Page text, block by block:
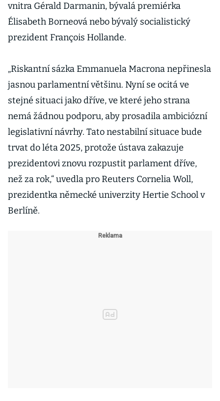
vnitra Gérald Darmanin, bývalá premiérka
Élisabeth Borneová nebo bývalý socialistický
prezident François Hollande.
„Riskantní sázka Emmanuela Macrona nepřinesla
jasnou parlamentní většinu. Nyní se ocitá ve
stejné situaci jako dříve, ve které jeho strana
nemá žádnou podporu, aby prosadila ambiciózní
legislativní návrhy. Tato nestabilní situace bude
trvat do léta 2025, protože ústava zakazuje
prezidentovi znovu rozpustit parlament dříve,
než za rok,“ uvedla pro Reuters Cornelia Woll,
prezidentka německé univerzity Hertie School v
Berlíně.